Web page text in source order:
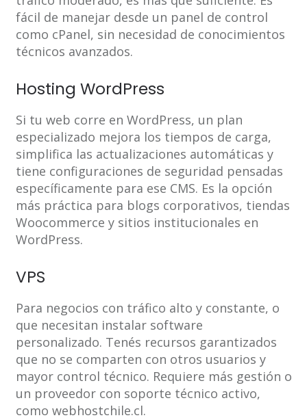
fácil de manejar desde un panel de control
como cPanel, sin necesidad de conocimientos
técnicos avanzados.
Hosting WordPress
Si tu web corre en WordPress, un plan
especializado mejora los tiempos de carga,
simplifica las actualizaciones automáticas y
tiene configuraciones de seguridad pensadas
específicamente para ese CMS. Es la opción
más práctica para blogs corporativos, tiendas
Woocommerce y sitios institucionales en
WordPress.
VPS
Para negocios con tráfico alto y constante, o
que necesitan instalar software
personalizado. Tenés recursos garantizados
que no se comparten con otros usuarios y
mayor control técnico. Requiere más gestión o
un proveedor con soporte técnico activo,
como webhostchile.cl.